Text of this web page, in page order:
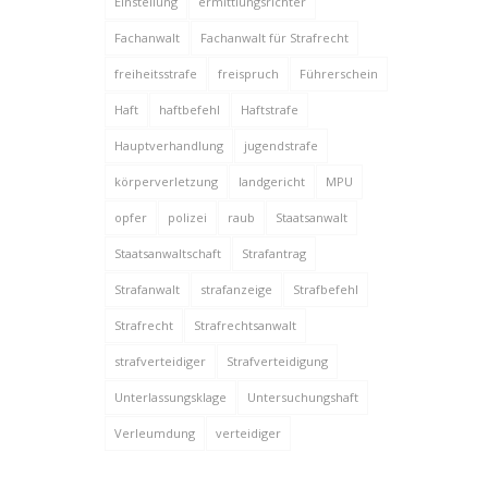
Fachanwalt Fachanwalt für Strafrecht
freiheitsstrafe freispruch Führerschein
Haft haftbefehl Haftstrafe
Hauptverhandlung jugendstrafe
körperverletzung landgericht MPU
opfer polizei raub Staatsanwalt
Staatsanwaltschaft Strafantrag
Strafanwalt strafanzeige Strafbefehl
Strafrecht Strafrechtsanwalt
strafverteidiger Strafverteidigung
Unterlassungsklage Untersuchungshaft
Verleumdung verteidiger